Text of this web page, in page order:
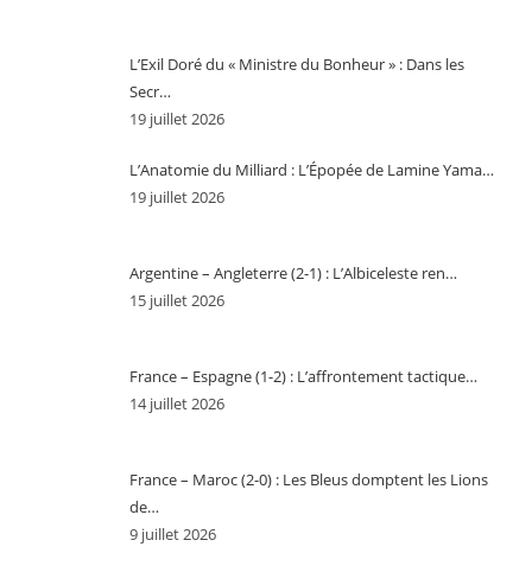
L’Exil Doré du « Ministre du Bonheur » : Dans les
Secr…
19 juillet 2026
L’Anatomie du Milliard : L’Épopée de Lamine Yama…
19 juillet 2026
Argentine – Angleterre (2-1) : L’Albiceleste ren…
15 juillet 2026
France – Espagne (1-2) : L’affrontement tactique…
14 juillet 2026
France – Maroc (2-0) : Les Bleus domptent les Lions
de…
9 juillet 2026